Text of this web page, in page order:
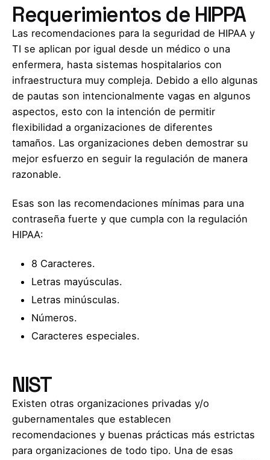
Requerimientos de HIPPA
Las recomendaciones para la seguridad de HIPAA y
TI se aplican por igual desde un médico o una
enfermera, hasta sistemas hospitalarios con
infraestructura muy compleja. Debido a ello algunas
de pautas son intencionalmente vagas en algunos
aspectos, esto con la intención de permitir
flexibilidad a organizaciones de diferentes
tamaños. Las organizaciones deben demostrar su
mejor esfuerzo en seguir la regulación de manera
razonable.
Esas son las recomendaciones mínimas para una
contraseña fuerte y que cumpla con la regulación
HIPAA:
8 Caracteres.
Letras mayúsculas.
Letras minúsculas.
Números.
Caracteres especiales.
NIST
Existen otras organizaciones privadas y/o
gubernamentales que establecen
recomendaciones y buenas prácticas más estrictas
para organizaciones de todo tipo. Una de esas